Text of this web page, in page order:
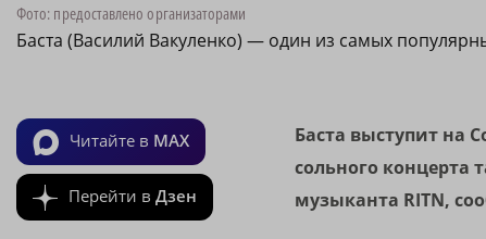
Фото: предоставлено организаторами
Баста (Василий Вакуленко) — один из самых
Читайте в MAX
Перейти в Дзен
Баста выступит на
сольного концерта
музыканта RITN,